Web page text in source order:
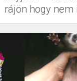
rájön hogy nem